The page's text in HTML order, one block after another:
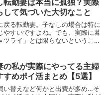
転勤妻は本当に孤独？実際
して気づいた大切なこと
る転勤妻。子なしの場合は特に
すいですよね。でも、実際に暮
ライ」とは限らないというこ
の私が実際にやってる主婦
すめポイ活まとめ【5選】
い替えなど何かと出費が多め…そ